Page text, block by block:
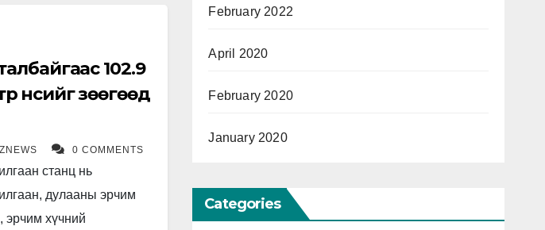
102.9
үнсийг зөөгөөд
0 COMMENTS
станц нь
дулааны эрчим
эрчим хүчний
February 2022
April 2020
February 2020
January 2020
Categories